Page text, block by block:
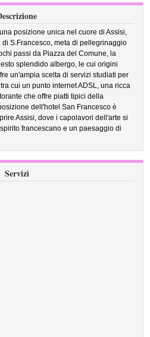
posizione unica nel cuore di Assisi,
S.Francesco, meta di pellegrinaggio
passi da Piazza del Comune, la
splendido albergo, le cui origini
un'ampia scelta di servizi studiati per
cui un punto internet ADSL, una ricca
che offre piatti tipici della
dell'hotel San Francesco è
Assisi, dove i capolavori dell'arte si
francescano e un paesaggio di
Servizi